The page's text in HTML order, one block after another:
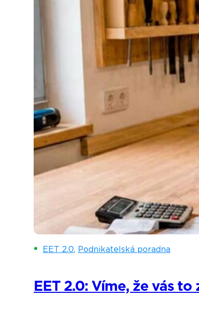
EET 2.0, Podnikatelská poradna
EET 2.0: Víme, že vás